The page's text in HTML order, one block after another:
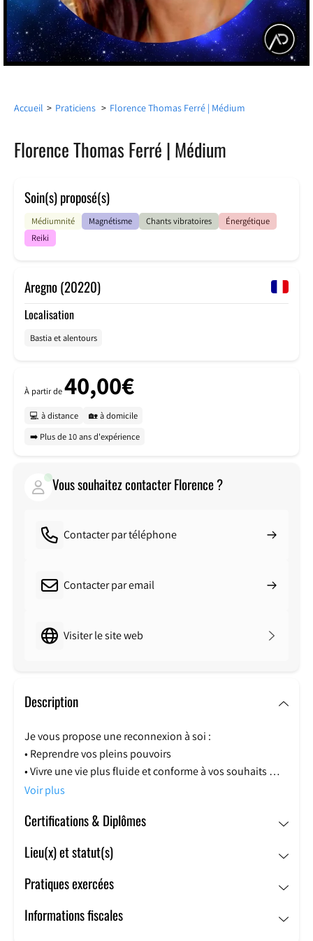
Accueil > Praticiens > Florence Thomas Ferré | Médium
Florence Thomas Ferré | Médium
Soin(s) proposé(s)
Médiumnité Magnétisme Chants vibratoires
Énergétique
Reiki
Aregno (20220)
Localisation
Bastia et alentours
À partir de40,00€
💻 à distance
🏡 à domicile
➡️ Plus de 10 ans d'expérience
Vous souhaitez contacter Florence ?
Contacter par téléphone
Contacter par email
Visiter le site web
Description
Je vous propose une reconnexion à soi :
• Reprendre vos pleins pouvoirs
•Vivre une vie plus fluide et conforme à vos souhaits
•Prendre des décisions justes correspondant à vos
•Faire des choix alignés à votre cœur
•Faciliter vos prises de conscience
•Se relier au maître en soi
Accompagnement en cabinet ou par téléphone pour un
Voir plus
Certifications & Diplômes
Lieu(x) et statut(s)
Pratiques exercées
Informations fiscales